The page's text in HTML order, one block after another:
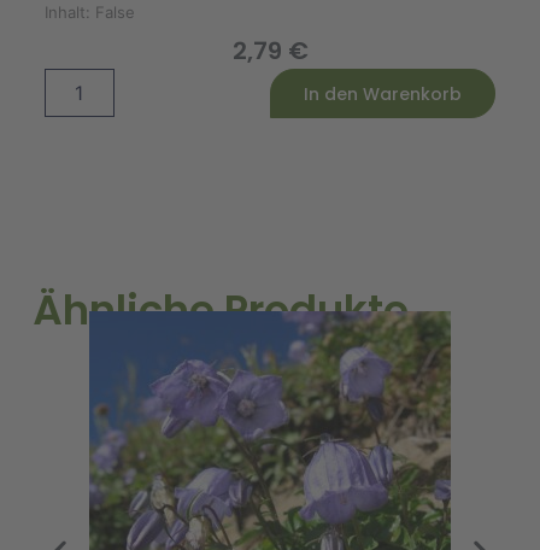
Inhalt: False
2,79 €
Menge
In den Warenkorb
Alternative:
Ähnliche Produkte